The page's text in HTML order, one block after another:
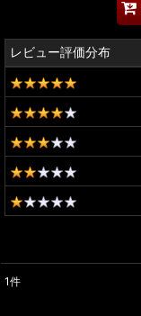
レビュー評価分布
1件